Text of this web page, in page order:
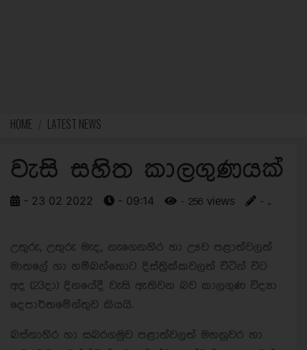
HOME LATEST NEWS
වැසි සහිත කාලගුණයක්
- 23 02 2022 - 09:14 - 256 views - ..
උතුරු, උතුරු මැද, නැගෙනහිර හා ඌව පළාත්වලත්
මාතලේ හා හම්බන්තොට දිස්ත්‍රික්කවලත් විටින් විට
අද (23දා) දිනයේදී වැසි ඇතිවන බව කාලගුණ විද්‍යා
දෙපාර්තමේන්තුව කියයි.
බස්නාහිර හා සබරගමුව පළාත්වලත් මහනුවර හා